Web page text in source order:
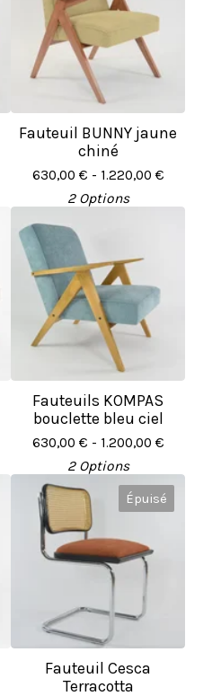
Fauteuil BUNNY jaune
chiné
630,00 € - 1.220,00 €
2 Options
Fauteuils KOMPAS
bouclette bleu ciel
630,00 € - 1.200,00 €
2 Options
Épuisé
Fauteuil Cesca
Terracotta